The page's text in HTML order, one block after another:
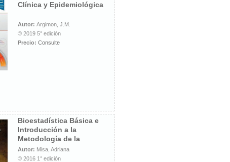
Clínica y Epidemiológica
Autor: Argimon, J.M.
© 2019 5° edición
Precio: Consulte
Bioestadística Básica e
Introducción a la
Metodología de la
Investigación
Autor: Misa, Adriana
© 2016 1° edición